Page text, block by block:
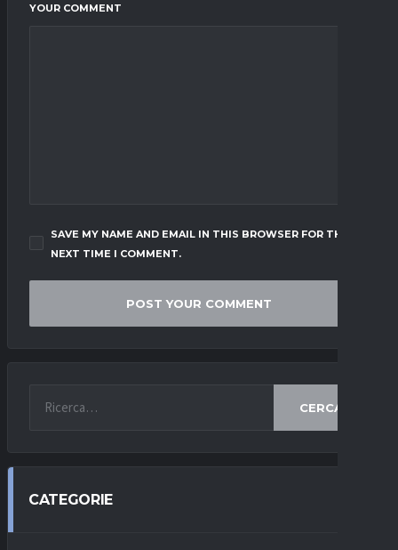
YOUR COMMENT
SAVE MY NAME AND EMAIL IN THIS BROWSER FOR THE
NEXT TIME I COMMENT.
CERCA
CATEGORIE